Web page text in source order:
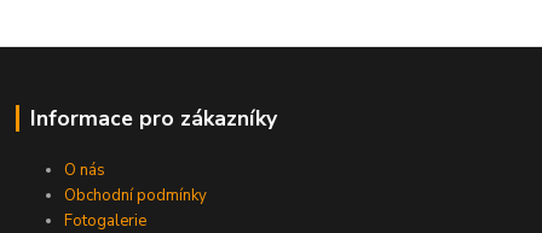
Informace pro zákazníky
O nás
Obchodní podmínky
Fotogalerie